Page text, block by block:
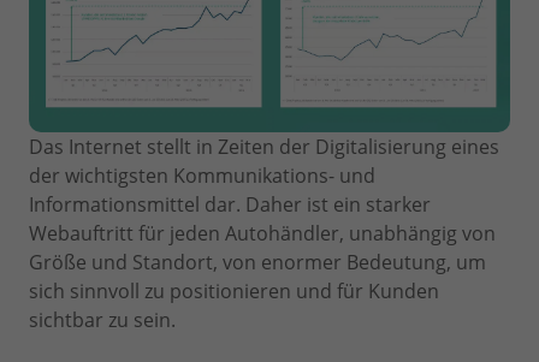
Das Internet stellt in Zeiten der Digitalisierung eines
der wichtigsten Kommunikations- und
Informationsmittel dar. Daher ist ein starker
Webauftritt für jeden Autohändler, unabhängig von
Größe und Standort, von enormer Bedeutung, um
sich sinnvoll zu positionieren und für Kunden
sichtbar zu sein.